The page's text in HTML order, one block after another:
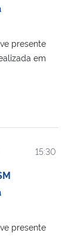
presente
em
15:30
presente